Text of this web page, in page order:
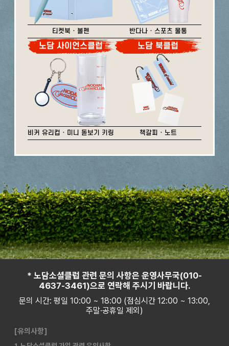
티켓북 · 볼펜 반다나 · 스포츠 물통
노담 사이언스클럽
비커 유리컵 · 미니 돋보기 키링
노담 북클럽
책갈피 · 노트
* 노담소셜클럽 관련 문의 사항은 운영사무국(010-
4637-3461)으로 연락해 주시기 바랍니다.
문의 시간: 평일 10:00 ~ 18:00 (점심시간 12:00 ~ 13:00,
주말·공휴일 제외)
[유의사항]